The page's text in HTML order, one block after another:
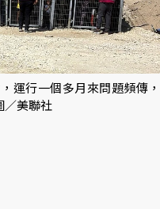
運行一個多月來問題頻傳，
／美聯社